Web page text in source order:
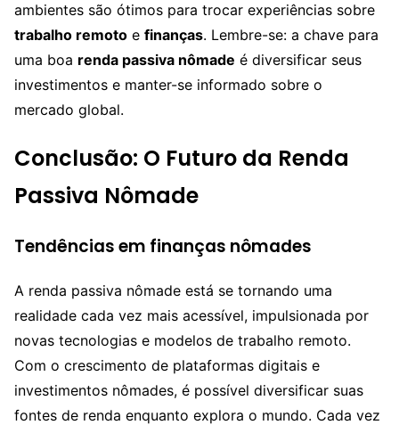
ambientes são ótimos para trocar experiências sobre
trabalho remoto e finanças. Lembre-se: a chave para
uma boa renda passiva nômade é diversificar seus
investimentos e manter-se informado sobre o
mercado global.
Conclusão: O Futuro da Renda
Passiva Nômade
Tendências em finanças nômades
A renda passiva nômade está se tornando uma
realidade cada vez mais acessível, impulsionada por
novas tecnologias e modelos de trabalho remoto.
Com o crescimento de plataformas digitais e
investimentos nômades, é possível diversificar suas
fontes de renda enquanto explora o mundo. Cada vez